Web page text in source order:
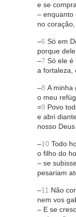
e se
– enquanto
no
–6 Só em
porque
–7 Só ele é
a fortaleza,
–8 A minha
o meu
=9 Povo
e abri
nosso
–10 Todo
o filho do
– se
pesariam
–11 Não
nem vos
– E se